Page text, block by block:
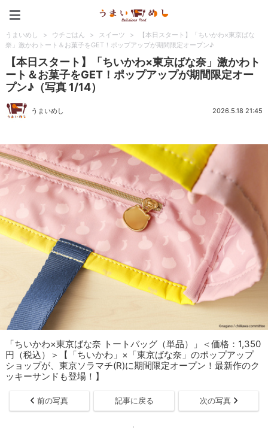
うまいめし > ウチごはん > スイーツ >
【本日スタート】「ちいかわ×東京ばな
奈」激かわトート＆お菓子をGET！ポップアップが期間限定オープン♪
【本日スタート】「ちいかわ×東京ばな奈」激かわト
ート＆お菓子をGET！ポップアップが期間限定オー
プン♪（写真 1/14）
うまいめし 2026.5.18 21:45
「​​​ちいかわ×東京ばな奈 トートバッグ（単品）」＜価格：1,350
円（税込）＞【「ちいかわ」×「東京ばな奈」のポップアップ
ショップが、東京ソラマチ(R)に期間限定オープン！最新作のク
ッキーサンドも登場！】
前の写真 記事に戻る 次の写真